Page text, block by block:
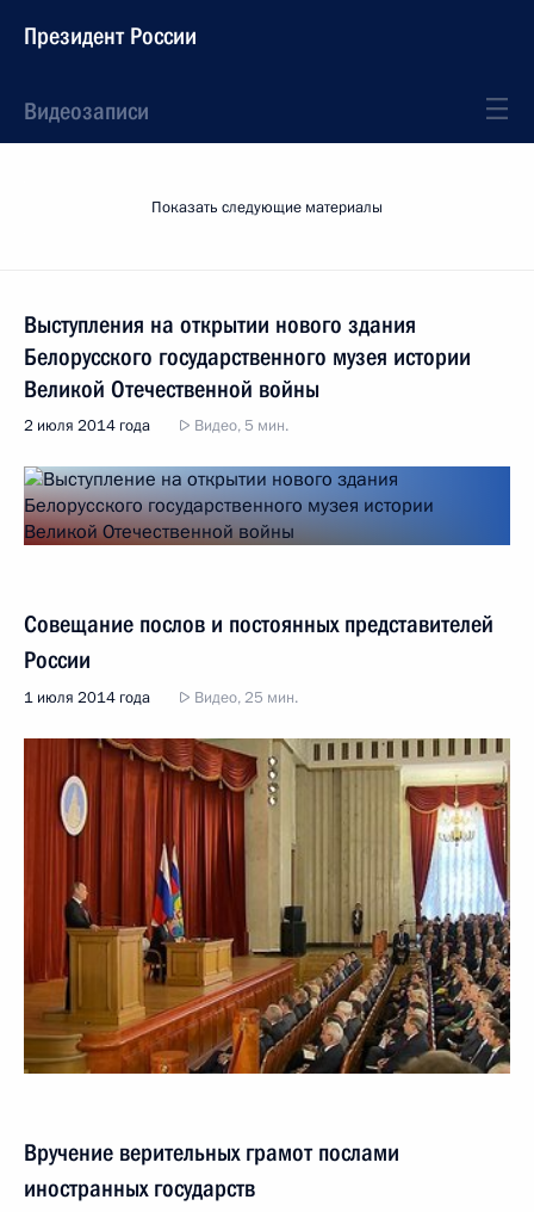
Президент России
Видеозаписи
Показать следующие материалы
Выступления на открытии нового здания
Белорусского государственного музея истории
Великой Отечественной войны
2 июля 2014 года Видео, 5 мин.
Совещание послов и постоянных представителей
России
1 июля 2014 года Видео, 25 мин.
Вручение верительных грамот послами
иностранных государств